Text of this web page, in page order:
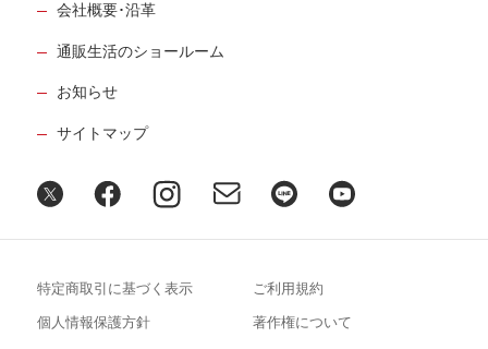
会社概要･沿革
通販生活のショールーム
お知らせ
サイトマップ
特定商取引に基づく表示 ご利用規約
個人情報保護方針 著作権について